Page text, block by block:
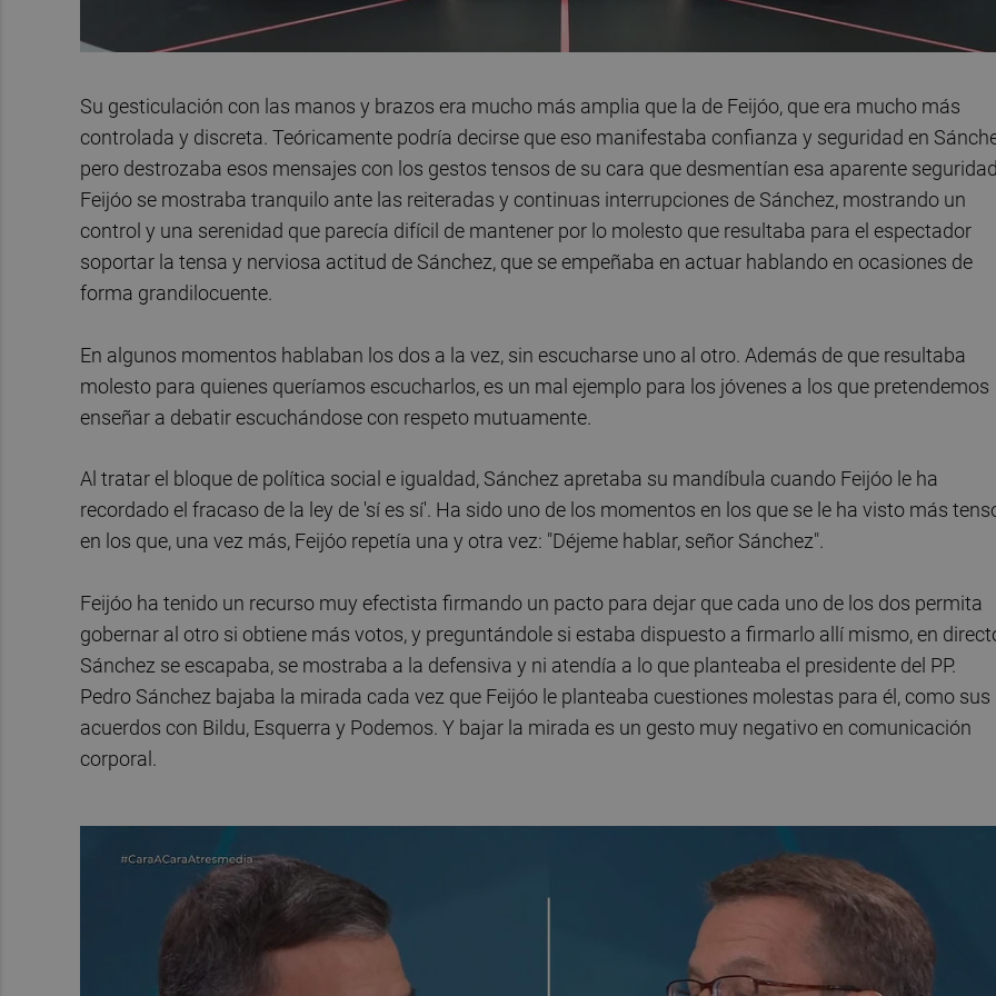
Su gesticulación con las manos y brazos era mucho más amplia que la de Feijóo, que era mucho más
controlada y discreta. Teóricamente podría decirse que eso manifestaba confianza y seguridad en
pero destrozaba esos mensajes con los gestos tensos de su cara que desmentían esa aparente
Feijóo se mostraba tranquilo ante las reiteradas y continuas interrupciones de Sánchez, mostrando un
control y una serenidad que parecía difícil de mantener por lo molesto que resultaba para el espectador
soportar la tensa y nerviosa actitud de Sánchez, que se empeñaba en actuar hablando en ocasiones de
forma grandilocuente.
En algunos momentos hablaban los dos a la vez, sin escucharse uno al otro. Además de que resultaba
molesto para quienes queríamos escucharlos, es un mal ejemplo para los jóvenes a los que pretendemos
enseñar a debatir escuchándose con respeto mutuamente.
Al tratar el bloque de política social e igualdad, Sánchez apretaba su mandíbula cuando Feijóo le ha
recordado el fracaso de la ley de 'sí es sí'. Ha sido uno de los momentos en los que se le ha visto más
en los que, una vez más, Feijóo repetía una y otra vez: "Déjeme hablar, señor Sánchez".
Feijóo ha tenido un recurso muy efectista firmando un pacto para dejar que cada uno de los dos permita
gobernar al otro si obtiene más votos, y preguntándole si estaba dispuesto a firmarlo allí mismo, en
Sánchez se escapaba, se mostraba a la defensiva y ni atendía a lo que planteaba el presidente del PP.
Pedro Sánchez bajaba la mirada cada vez que Feijóo le planteaba cuestiones molestas para él, como sus
acuerdos con Bildu, Esquerra y Podemos. Y bajar la mirada es un gesto muy negativo en comunicación
corporal.